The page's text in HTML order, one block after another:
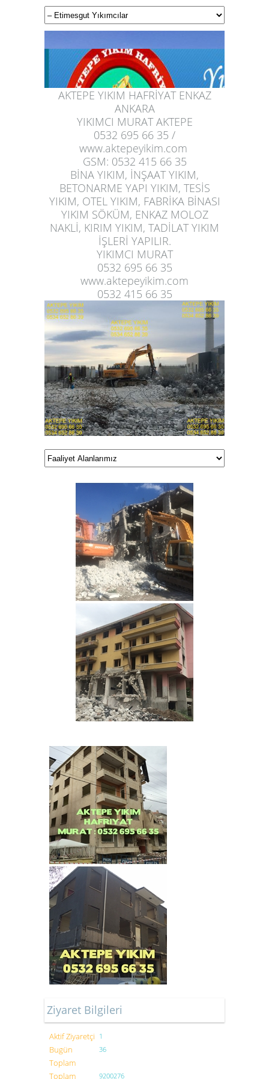
AKTEPE YIKIM HAFRİYAT ENKAZ
ANKARA
YIKIMCI MURAT AKTEPE
0532 695 66 35 /
www.aktepeyikim.com
GSM: 0532 415 66 35
BİNA YIKIM, İNŞAAT YIKIM,
BETONARME YAPI YIKIM, TESİS
YIKIM, OTEL YIKIM, FABRİKA BİNASI
YIKIM SÖKÜM, ENKAZ MOLOZ
NAKLİ, KIRIM YIKIM, TADİLAT YIKIM
İŞLERİ YAPILIR.
YIKIMCI MURAT
0532 695 66 35
www.aktepeyikim.com
0532 415 66 35
Ziyaret Bilgileri
Aktif Ziyaretçi 1
Bugün
Toplam
36
Toplam 9200276